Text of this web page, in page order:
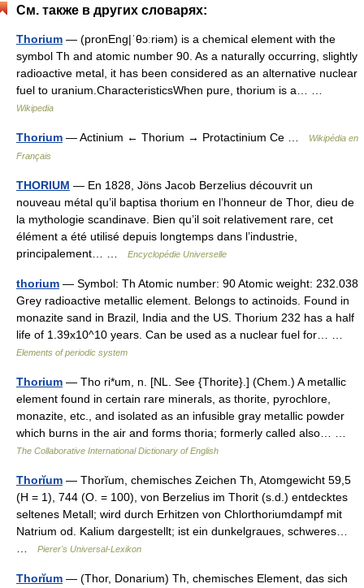
См. также в других словарях:
Thorium — (pronEng|ˈθɔːriəm) is a chemical element with the
symbol Th and atomic number 90. As a naturally occurring, slightly
radioactive metal, it has been considered as an alternative nuclear
fuel to uranium.CharacteristicsWhen pure, thorium is a… …
Wikipedia
Thorium — Actinium ← Thorium → Protactinium Ce …
Wikipédia en
Français
THORIUM — En 1828, Jöns Jacob Berzelius découvrit un
nouveau métal qu’il baptisa thorium en l’honneur de Thor, dieu de
la mythologie scandinave. Bien qu’il soit relativement rare, cet
élément a été utilisé depuis longtemps dans l’industrie,
principalement… …
Encyclopédie Universelle
thorium — Symbol: Th Atomic number: 90 Atomic weight: 232.038
Grey radioactive metallic element. Belongs to actinoids. Found in
monazite sand in Brazil, India and the US. Thorium 232 has a half
life of 1.39x10^10 years. Can be used as a nuclear fuel for… …
Elements of periodic system
Thorium — Tho ri*um, n. [NL. See {Thorite}.] (Chem.) A metallic
element found in certain rare minerals, as thorite, pyrochlore,
monazite, etc., and isolated as an infusible gray metallic powder
which burns in the air and forms thoria; formerly called also… …
The Collaborative International Dictionary of English
Thorĭum — Thorĭum, chemisches Zeichen Th, Atomgewicht 59,5
(H = 1), 744 (O. = 100), von Berzelius im Thorit (s.d.) entdecktes
seltenes Metall; wird durch Erhitzen von Chlorthoriumdampf mit
Natrium od. Kalium dargestellt; ist ein dunkelgraues, schweres…
Pierer's Universal-Lexikon
Thorĭum — (Thor, Donarium) Th, chemisches Element, das sich